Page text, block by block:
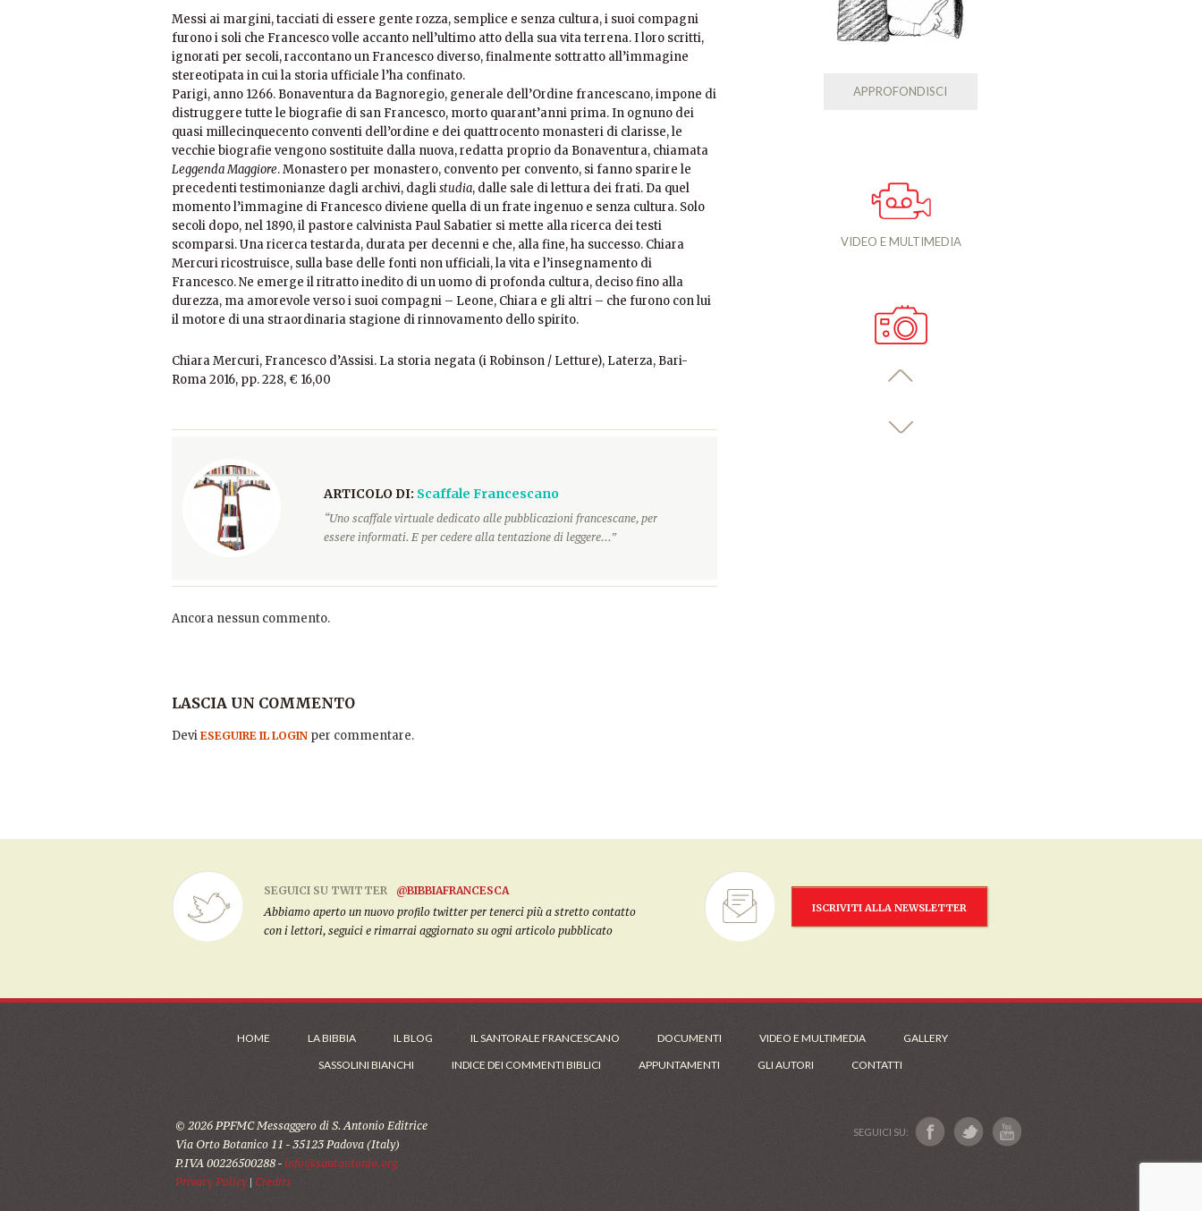
Messi ai margini, tacciati di essere gente rozza, semplice e senza cultura, i suoi compagni
furono i soli che Francesco volle accanto nell’ultimo atto della sua vita terrena. I loro scritti,
ignorati per secoli, raccontano un Francesco diverso, finalmente sottratto all’immagine
stereotipata in cui la storia ufficiale l’ha confinato.
Parigi, anno 1266. Bonaventura da Bagnoregio, generale dell’Ordine francescano, impone di
distruggere tutte le biografie di san Francesco, morto quarant’anni prima. In ognuno dei
quasi millecinquecento conventi dell’ordine e dei quattrocento monasteri di clarisse, le
vecchie biografie vengono sostituite dalla nuova, redatta proprio da Bonaventura, chiamata
Leggenda Maggiore. Monastero per monastero, convento per convento, si fanno sparire le
precedenti testimonianze dagli archivi, daglistudia, dalle sale di lettura dei frati. Da quel
momento l’immagine di Francesco diviene quella di un frate ingenuo e senza cultura. Solo
secoli dopo, nel 1890, il pastore calvinista Paul Sabatier si mette alla ricerca dei testi
scomparsi. Una ricerca testarda, durata per decenni e che, alla fine, ha successo. Chiara
Mercuri ricostruisce, sulla base delle fonti non ufficiali, la vita e l’insegnamento di
Francesco. Ne emerge il ritratto inedito di un uomo di profonda cultura, deciso fino alla
durezza, ma amorevole verso i suoi compagni – Leone, Chiara e gli altri – che furono con lui
il motore di una straordinaria stagione di rinnovamento dello spirito.
Chiara Mercuri, Francesco d’Assisi. La storia negata (i Robinson / Letture), Laterza, Bari-
Roma 2016, pp. 228, € 16,00
ARTICOLO DI: Scaffale Francescano
“Uno scaffale virtuale dedicato alle pubblicazioni francescane, per
essere informati. E per cedere alla tentazione di leggere...”
Ancora nessun commento.
LASCIA UN COMMENTO
Devi ESEGUIRE IL LOGIN per commentare.
APPROFONDISCI
VIDEO E MULTIMEDIA
SEGUICI SU TWITTER
@BIBBIAFRANCESCA
Abbiamo aperto un nuovo profilo twitter per tenerci più a stretto contatto
con i lettori, seguici e rimarrai aggiornato su ogni articolo pubblicato
ISCRIVITI ALLA NEWSLETTER
HOME LA BIBBIA IL BLOG IL SANTORALE FRANCESCANO DOCUMENTI VIDEO E MULTIMEDIA
GALLERY
SASSOLINI BIANCHI
INDICE DEI COMMENTI BIBLICI APPUNTAMENTI GLI AUTORI CONTATTI
© 2026 PPFMC Messaggero di S. Antonio Editrice
Via Orto Botanico 11 - 35123 Padova (Italy)
P.IVA 00226500288 - info@santantonio.org
Privacy Policy| Credits
SEGUICI SU: